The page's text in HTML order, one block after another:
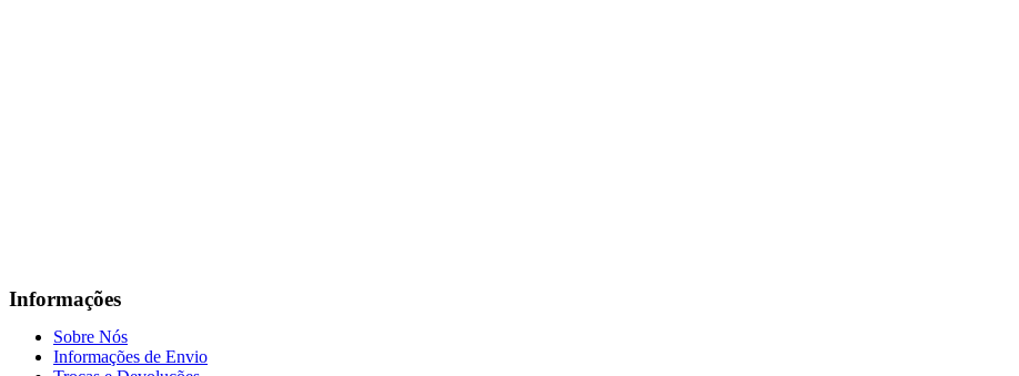
Informações
Sobre Nós
Informações de Envio